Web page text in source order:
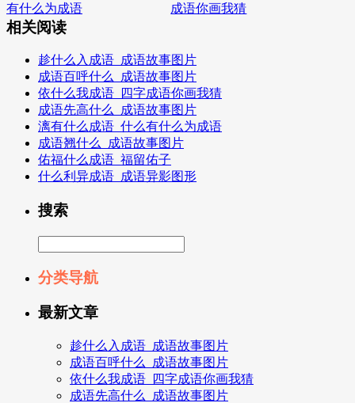
有什么为成语
成语你画我猜
相关阅读
趁什么入成语_成语故事图片
成语百呼什么_成语故事图片
依什么我成语_四字成语你画我猜
成语先高什么_成语故事图片
漓有什么成语_什么有什么为成语
成语翘什么_成语故事图片
佑福什么成语_福留佑子
什么利异成语_成语异影图形
搜索
分类导航
最新文章
趁什么入成语_成语故事图片
成语百呼什么_成语故事图片
依什么我成语_四字成语你画我猜
成语先高什么_成语故事图片